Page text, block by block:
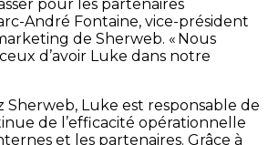
pour les partenaires
André Fontaine, vice-président
de Sherweb. « Nous
d’avoir Luke dans notre
Sherweb, Luke est responsable de
de l’efficacité opérationnelle
et les partenaires. Grâce à